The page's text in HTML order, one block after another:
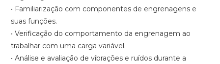
• Familiarização com componentes de engrenagens e
suas funções.
• Verificação do comportamento da engrenagem ao
trabalhar com uma carga variável.
• Análise e avaliação de vibrações e ruídos durante a